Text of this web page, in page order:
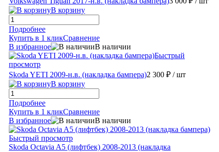
В корзину
Подробнее
Купить в 1 кликСравнение
В избранное
В наличии
Быстрый
просмотр
Skoda YETI 2009-н.в. (накладка бампера)2 300 ₽ / шт
В корзину
Подробнее
Купить в 1 кликСравнение
В избранное
В наличии
Быстрый просмотр
Skoda Octavia A5 (лифтбек) 2008-2013 (накладка